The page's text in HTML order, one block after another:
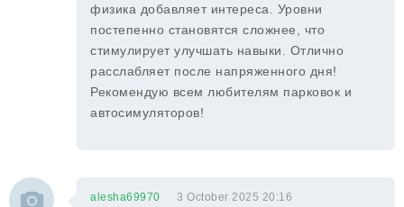
физика добавляет интереса. Уровни
постепенно становятся сложнее, что
стимулирует улучшать навыки. Отлично
расслабляет после напряженного дня!
Рекомендую всем любителям парковок и
автосимуляторов!
alesha69970 3 October 2025 20:16